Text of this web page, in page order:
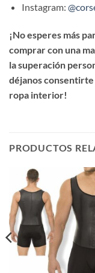
Instagram:
¡No esperes más
comprar con una
la superación
déjanos
ropa interior!
PRODUCTOS